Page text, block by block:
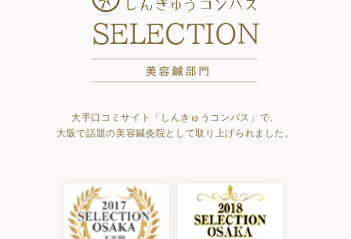
大手口コミサイト「しんきゅうコンパス」で、
大阪で話題の美容鍼灸院として取り上げられました。